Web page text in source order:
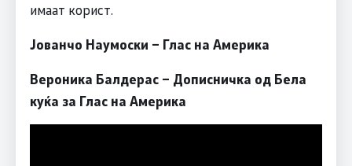
имаат корист.
Jованчо Наумоски – Глас на Америка
Вероника Балдерас– Дописничка од Бела
куќа за Глас на Америка